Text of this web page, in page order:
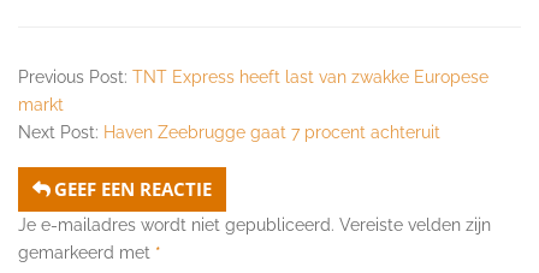
Previous Post: TNT Express heeft last van zwakke Europese
markt
Next Post: Haven Zeebrugge gaat 7 procent achteruit
GEEF EEN REACTIE
Je e-mailadres wordt niet gepubliceerd. Vereiste velden zijn
gemarkeerd met *